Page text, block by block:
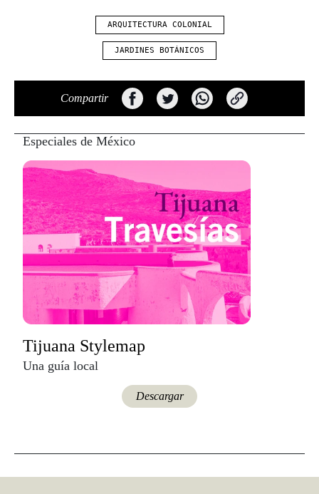
ARQUITECTURA COLONIAL
JARDINES BOTÁNICOS
Compartir
Especiales de México
Tijuana Stylemap
Una guía local
Descargar